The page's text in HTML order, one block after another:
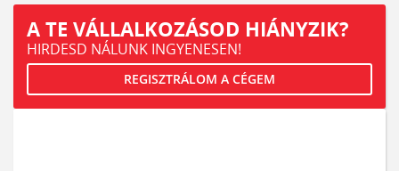
A TE VÁLLALKOZÁSOD HIÁNYZIK?
HIRDESD NÁLUNK INGYENESEN!
REGISZTRÁLOM A CÉGEM